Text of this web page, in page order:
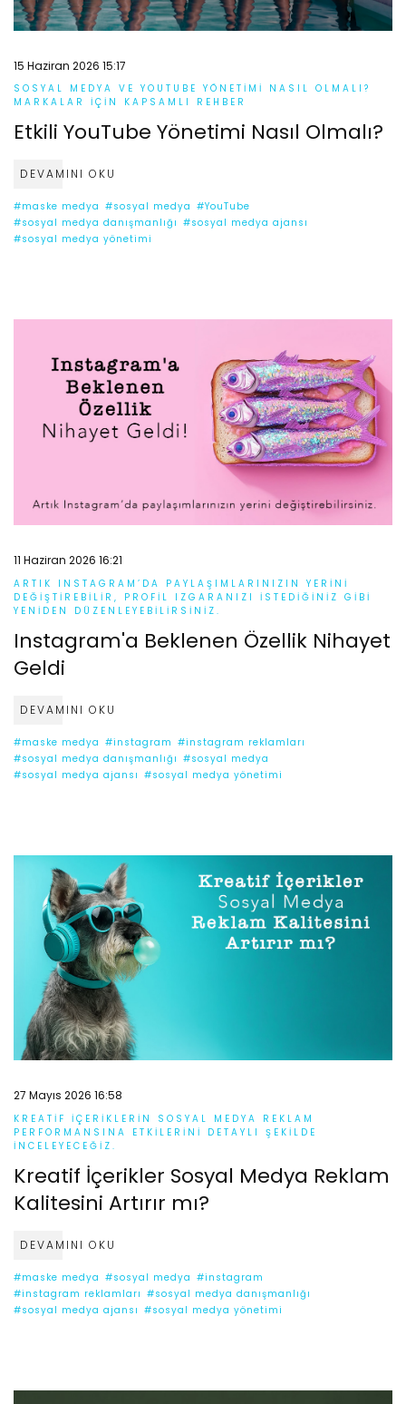
15 Haziran 2026 15:17
SOSYAL MEDYA VE YOUTUBE YÖNETIMI NASIL OLMALI?
MARKALAR İÇIN KAPSAMLI REHBER
Etkili YouTube Yönetimi Nasıl Olmalı?
DEVAMINI OKU
#maske medya #sosyal medya #YouTube
#sosyal medya danışmanlığı #sosyal medya ajansı
#sosyal medya yönetimi
11 Haziran 2026 16:21
ARTIK INSTAGRAM’DA PAYLAŞIMLARINIZIN YERINI
DEĞIŞTIREBILIR, PROFIL IZGARANIZI ISTEDIĞINIZ GIBI
YENIDEN DÜZENLEYEBILIRSINIZ.
Instagram'a Beklenen Özellik Nihayet
Geldi
DEVAMINI OKU
#maske medya #instagram #instagram reklamları
#sosyal medya danışmanlığı #sosyal medya
#sosyal medya ajansı #sosyal medya yönetimi
27 Mayıs 2026 16:58
KREATIF IÇERIKLERIN SOSYAL MEDYA REKLAM
PERFORMANSINA ETKILERINI DETAYLI ŞEKILDE
INCELEYECEĞIZ.
Kreatif İçerikler Sosyal Medya Reklam
Kalitesini Artırır mı?
DEVAMINI OKU
#maske medya #sosyal medya #instagram
#instagram reklamları #sosyal medya danışmanlığı
#sosyal medya ajansı #sosyal medya yönetimi